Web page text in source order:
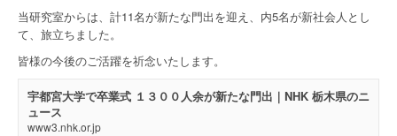
当研究室からは、計11名が新たな門出を迎え、内5名が新社会人とし
て、旅立ちました。
皆様の今後のご活躍を祈念いたします。
宇都宮大学で卒業式 １３００人余が新たな門出｜NHK 栃木県のニ
ュース
www3.nhk.or.jp